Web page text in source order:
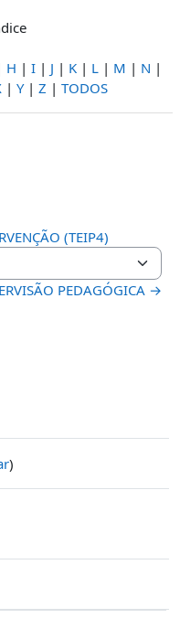
H | I | J | K | L | M | N |
| Y| Z | TODOS
(TEIP4)
PEDAGÓGICA →
)